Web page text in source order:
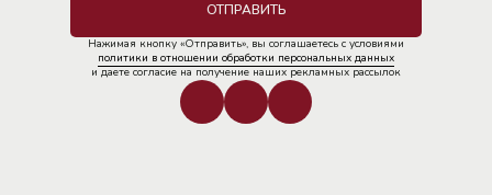
ОТПРАВИТЬ
Нажимая кнопку «Отправить», вы соглашаетесь с условиями
политики в отношении обработки персональных данных
и даете согласие на получение наших рекламных рассылок